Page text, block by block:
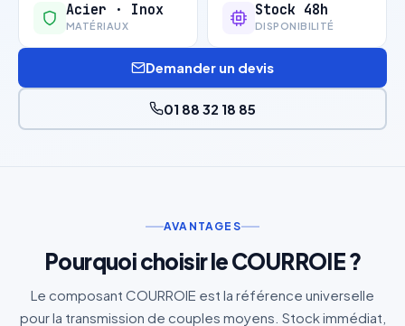
Acier · Inox
MATÉRIAUX
Stock 48h
DISPONIBILITÉ
Demander un devis
01 88 32 18 85
AVANTAGES
Pourquoi choisir le COURROIE ?
Le composant COURROIE est la référence universelle
pour la transmission de couples moyens. Stock immédiat,